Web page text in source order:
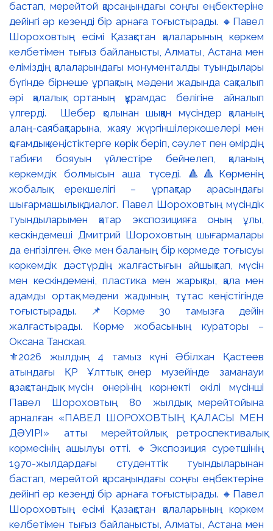
⚜️2026 жылдың 4 тамыз күні Әбілхан Қастеев
атындағы ҚР Ұлттық өнер музейінде заманауи
қазақстандық мүсін өнерінің көрнекті өкілі мүсінші
Павел Шороховтың 80 жылдық мерейтойына
арналған «ПАВЕЛ ШОРОХОВТЫҢ ҚАЛАСЫ МЕН
ДӘУІРІ» атты мерейтойлық ретроспективалық
көрмесінің ашылуы өтті. 🔹Экспозиция суретшінің
1970-жылдардағы студенттік туындыларынан
бастап, мерейтой қарсаңындағы соңғы еңбектеріне
дейінгі әр кезеңді бір арнаға тоғыстырады. 🔸Павел
Шороховтың есімі Қазақстан қалаларының көркем
келбетімен тығыз байланысты, Алматы, Астана мен